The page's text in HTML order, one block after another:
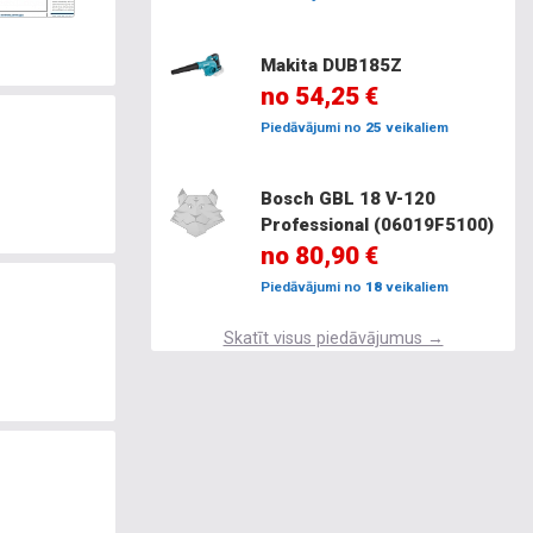
Makita DUB185Z
no 54,25 €
Piedāvājumi no 25 veikaliem
Bosch GBL 18 V-120
Professional (06019F5100)
no 80,90 €
Piedāvājumi no 18 veikaliem
Skatīt visus piedāvājumus →